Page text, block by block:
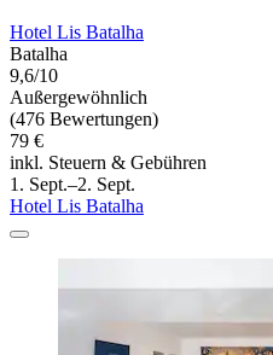
Hotel Lis Batalha
Batalha
9,6/10
Außergewöhnlich
(476 Bewertungen)
79 €
inkl. Steuern & Gebühren
1. Sept.–2. Sept.
Hotel Lis Batalha